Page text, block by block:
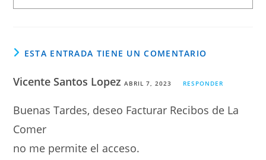
ESTA ENTRADA TIENE UN COMENTARIO
Vicente Santos LopezABRIL 7, 2023 RESPONDER
Buenas Tardes, deseo Facturar Recibos de La
Comer
no me permite el acceso.